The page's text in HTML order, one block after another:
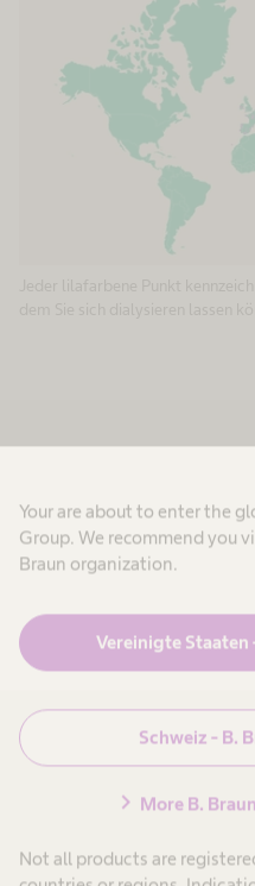
Your are about to enter the
Group. We recommend you
Braun organization.
Vereinigte Staaten
Schweiz - B.
chevron_right More B.
Not all products are
Braun
Ihr
guten
Geniessen Sie Ihren
bei Ihrer Gesundheit
Dialysezentren
zuverlässige